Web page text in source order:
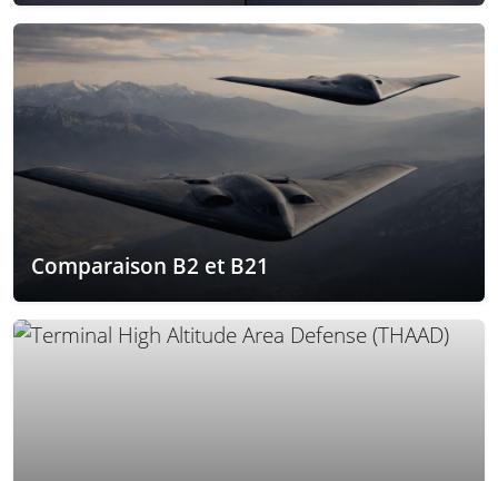
Comparaison B2 et B21